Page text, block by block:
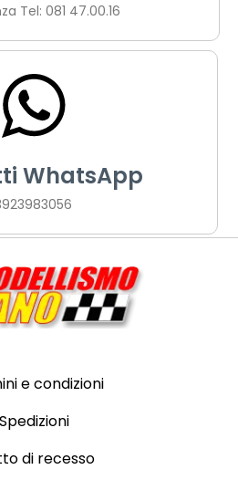
Tel: 081 47.00.16
WhatsApp
e condizioni
Spedizioni
di recesso